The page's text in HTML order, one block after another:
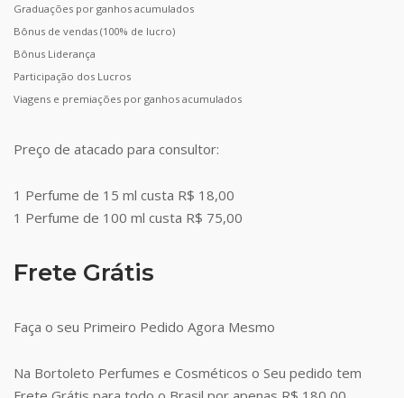
Graduações por ganhos acumulados
Bônus de vendas (100% de lucro)
Bônus Liderança
Participação dos Lucros
Viagens e premiações por ganhos acumulados
Preço de atacado para consultor:
1 Perfume de 15 ml custa R$ 18,00
1 Perfume de 100 ml custa R$ 75,00
Frete Grátis
Faça o seu Primeiro Pedido Agora Mesmo
Na Bortoleto Perfumes e Cosméticos o Seu pedido tem